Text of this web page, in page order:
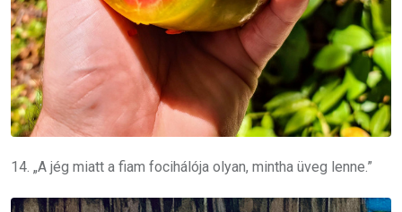
14. „A jég miatt a fiam focihálója olyan, mintha üveg lenne.”